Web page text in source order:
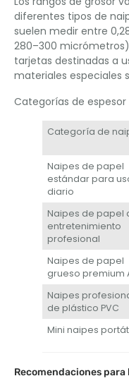
diferentes tipos de
suelen medir entre
280–300
tarjetas destinadas a
materiales especiales
Categorías de
Categoría de
Naipes de papel
estándar para
diario
Naipes de papel
entretenimiento
profesional
Naipes de papel
grueso premium
Naipes
de plástico PVC
Mini naipes
Recomendaciones